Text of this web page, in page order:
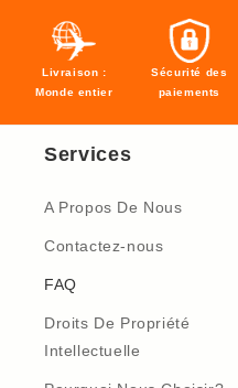
Livraison :
Monde entier
Sécurité des
paiements
Services
A Propos De Nous
Contactez-nous
FAQ
Droits De Propriété
Intellectuelle